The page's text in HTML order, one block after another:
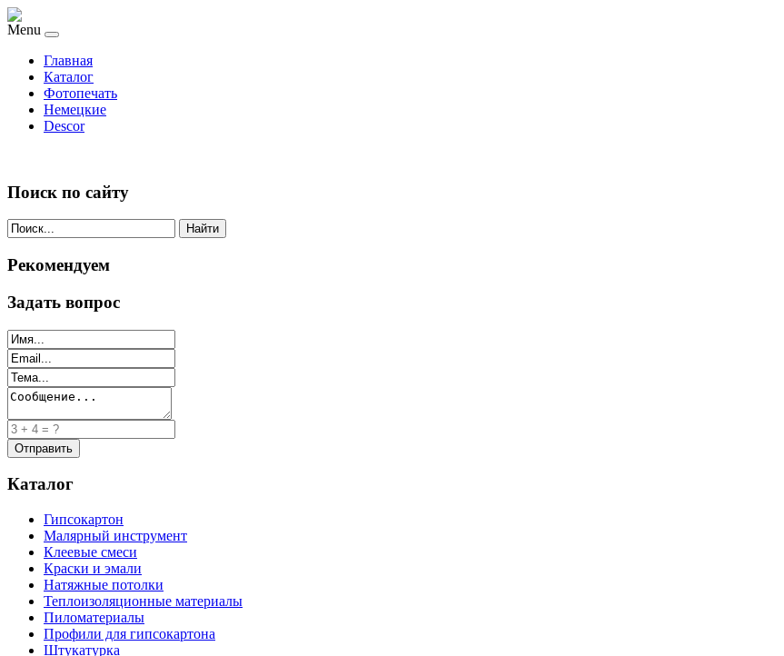
Menu
Главная
Каталог
Фотопечать
Немецкие
Descor
Поиск по сайту
Найти
Рекомендуем
Задать вопрос
Каталог
Гипсокартон
Малярный инструмент
Клеевые смеси
Краски и эмали
Натяжные потолки
Теплоизоляционные материалы
Пиломатериалы
Профили для гипсокартона
Штукатурка